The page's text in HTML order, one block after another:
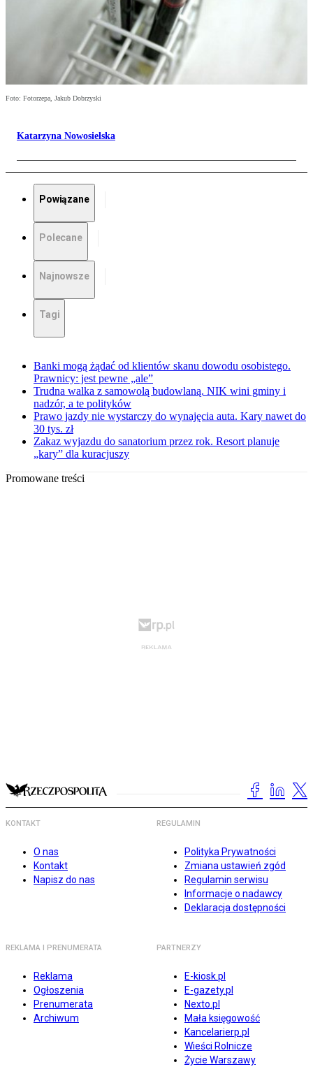
Foto: Fotorzepa, Jakub Dobrzyski
Katarzyna Nowosielska
Powiązane
Polecane
Najnowsze
Tagi
Banki mogą żądać od klientów skanu dowodu osobistego.
Prawnicy: jest pewne „ale”
Trudna walka z samowolą budowlaną. NIK wini gminy i
nadzór, a te polityków
Prawo jazdy nie wystarczy do wynajęcia auta. Kary nawet do
30 tys. zł
Zakaz wyjazdu do sanatorium przez rok. Resort planuje
„kary” dla kuracjuszy
Promowane treści
KONTAKT
O nas
Kontakt
Napisz do nas
REGULAMIN
Polityka Prywatności
Zmiana ustawień zgód
Regulamin serwisu
Informacje o nadawcy
Deklaracja dostępności
REKLAMA I PRENUMERATA
Reklama
Ogłoszenia
Prenumerata
Archiwum
PARTNERZY
E-kiosk.pl
E-gazety.pl
Nexto.pl
Mała księgowość
Kancelarierp.pl
Wieści Rolnicze
Życie Warszawy